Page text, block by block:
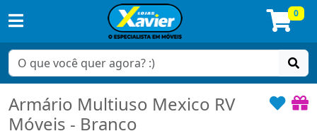
0
Armário Multiuso Mexico RV
Móveis - Branco